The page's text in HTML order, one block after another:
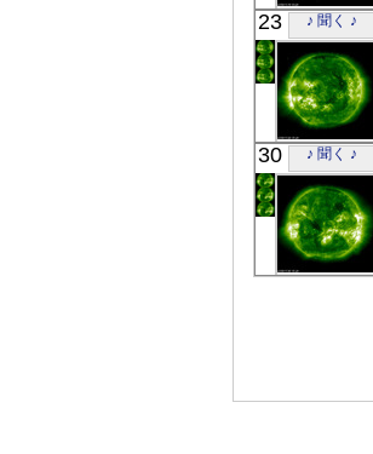
SOHO
00:24
極端紫外線
23 ♪ 聞く ♪
SOHO
00:24
極端紫外線
30 ♪ 聞く ♪